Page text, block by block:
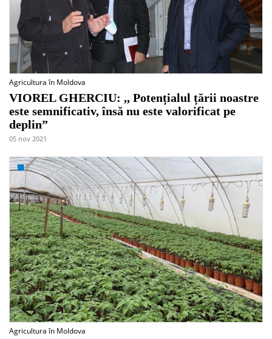
Agricultura în Moldova
VIOREL GHERCIU: ,, Potențialul țării noastre
este semnificativ, însă nu este valorificat pe
deplin”
05 nov 2021
Agricultura în Moldova